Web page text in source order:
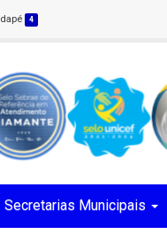
4
Secretarias Municipais